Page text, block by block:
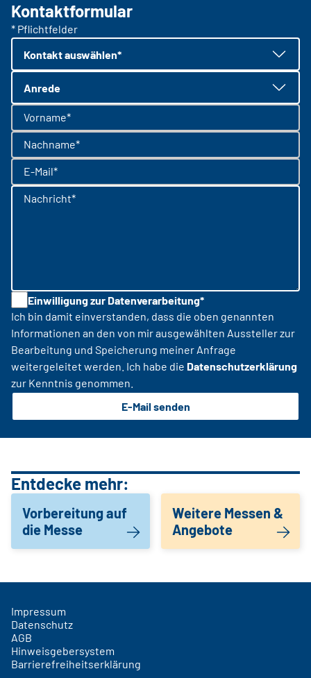
Kontaktformular
* Pflichtfelder
Kontakt auswählen*
Anrede
Vorname*
Nachname*
E-Mail*
Nachricht*
Einwilligung zur Datenverarbeitung*
Ich bin damit einverstanden, dass die oben genannten
Informationen an den von mir ausgewählten Aussteller zur
Bearbeitung und Speicherung meiner Anfrage
weitergeleitet werden. Ich habe die Datenschutzerklärung
zur Kenntnis genommen.
E-Mail senden
Entdecke mehr:
Vorbereitung auf
die Messe
Weitere Messen &
Angebote
Impressum
Datenschutz
AGB
Hinweisgebersystem
Barrierefreiheitserklärung